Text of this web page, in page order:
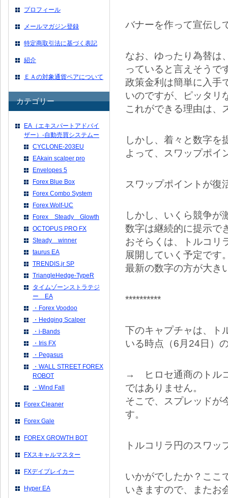
バナーを作って宣伝し
なお、ゆったり為替は
っていると言えそうで
政策金利は簡単に入手
いのですが、ピッタリ
これができる理由は、
しかし、着々と数字を
よって、スワップポイ
スワップポイントが復
しかし、いくら競争が
数字は継続的に提示で
おそらくは、トルコリ
展開していく予定です
最新の数字の方が大き
**********
下のキャプチャは、ト
いる時点（6月24日）
→ ヒロセ通商のトル
ではありません。
そこで、スプレッドが
す。
トルコリラ円のスワ
いかがでしたか？ここ
いきますので、またお
プロフィール
メールマガジン登録
特定商取引法に基づく表記
紹介
ＥＡの対象通貨ペアについて
カテゴリー
EA（エキスパートアドバイ
ザー）-自動売買システムー
CYCLONE-203EU
EAkain scalper pro
Envelopes 5
Forex Blue Box
Forex Combo System
Forex Wolf-UC
Forex Steady Glowth
OCTOPUS PRO FX
Steady winner
taurus EA
TRENDIS.jr SP
TriangleHedge-TypeR
タイムゾーンストラテジ
ー EA
・Forex Voodoo
・Hedging Scalper
・i-Bands
・Iris FX
・Pegasus
・WALL STREET FOREX
ROBOT
・Wind Fall
Forex Cleaner
Forex Gale
FOREX GROWTH BOT
FXスキャルマスター
FXデイブレイカー
Hyper EA